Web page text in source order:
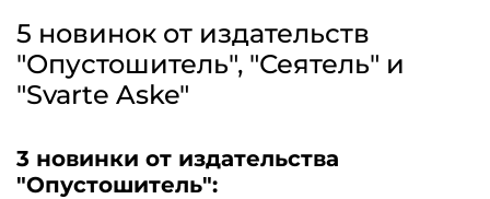
5 новинок от издательств
"Опустошитель", "Сеятель" и
"Svarte Aske"
3 новинки от издательства
"Опустошитель":